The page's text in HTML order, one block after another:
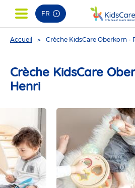
FR
You
Accueil Crèche KidsCare Oberkorn -
Crèche KidsCare
Henri